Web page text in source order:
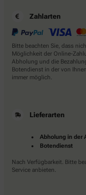
Zahlarten
Bitte beachten Sie, dass
Möglichkeit der Online-
Abholung und die
Botendienst in der von
immer möglich.
Lieferarten
Abholung in der
Botendienst
Nach Verfügbarkeit. Bitte
Service anbieten.